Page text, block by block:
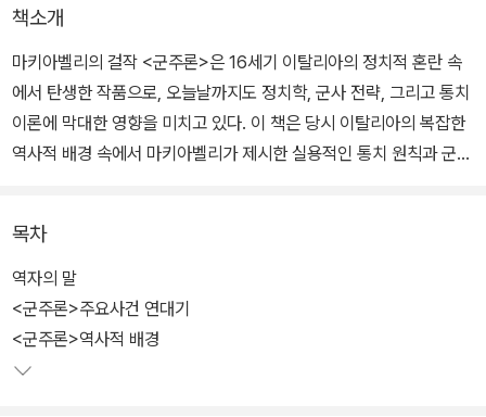
책소개
마키아벨리의 걸작 <군주론>은 16세기 이탈리아의 정치적 혼란 속
에서 탄생한 작품으로, 오늘날까지도 정치학, 군사 전략, 그리고 통치
이론에 막대한 영향을 미치고 있다. 이 책은 당시 이탈리아의 복잡한
역사적 배경 속에서 마키아벨리가 제시한 실용적인 통치 원칙과 군사
이번 번역본은 이러한 어려움을 해결하기 위해, <군주론>을 처음 접
하거나 오랜만에 다시 읽는 독자들이 쉽게 이해할 수 있도록 구성된
입문서다. 각 장의 핵심 내용을 요약하여 독자들의 이해를 돕고, ‘오늘
날의 시각에서 해석해 본 <군주론>의 주요 내용’이라는 섹션을 추가
목차
역자의 말
<군주론>주요사건 연대기
<군주론>역사적 배경